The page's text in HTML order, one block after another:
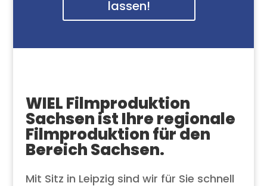
lassen!
WIEL Filmproduktion
Sachsen ist Ihre regionale
Filmproduktion für den
Bereich Sachsen.
Mit Sitz in Leipzig sind wir für Sie schnell